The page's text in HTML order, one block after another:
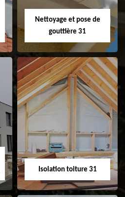
Nettoyage et pose de
gouttière 31
Nettoyage et pose
Isolation toiture 31